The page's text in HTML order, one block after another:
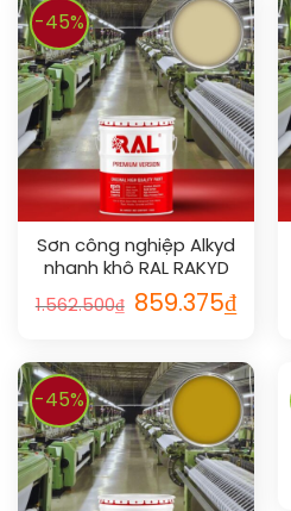
-45%
Sơn công nghiệp Alkyd
nhanh khô RAL RAKYD
QD 1014
1.562.500₫ 859.375₫
-45%